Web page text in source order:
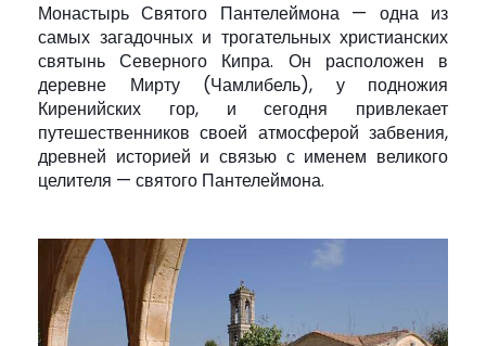
Монастырь Святого Пантелеймона — одна из
самых загадочных и трогательных христианских
святынь Северного Кипра. Он расположен в
деревне Мирту (Чамлибель), у подножия
Киренийских гор, и сегодня привлекает
путешественников своей атмосферой забвения,
древней историей и связью с именем великого
целителя — святого Пантелеймона.